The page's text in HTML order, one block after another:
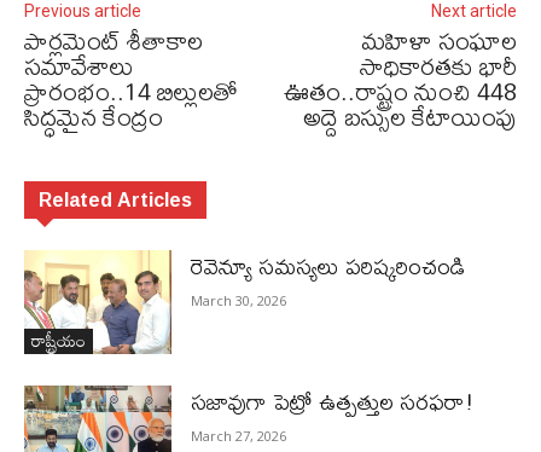
Previous article
పార్లమెంట్ శీతాకాల
సమావేశాలు
ప్రారంభం..14 బిల్లులతో
సిద్ధమైన కేంద్రం
Next article
మహిళా సంఘాల
సాధికారతకు భారీ
ఊతం..రాష్ట్రం నుంచి 448
అద్దె బస్సుల కేటాయింపు
Related Articles
రాష్ట్రీయం
రెవెన్యూ సమస్యలు ప‌రిష్క‌రించండి
March 30, 2026
స‌జావుగా పెట్రో ఉత్ప‌త్తుల స‌ర‌ఫ‌రా!
March 27, 2026